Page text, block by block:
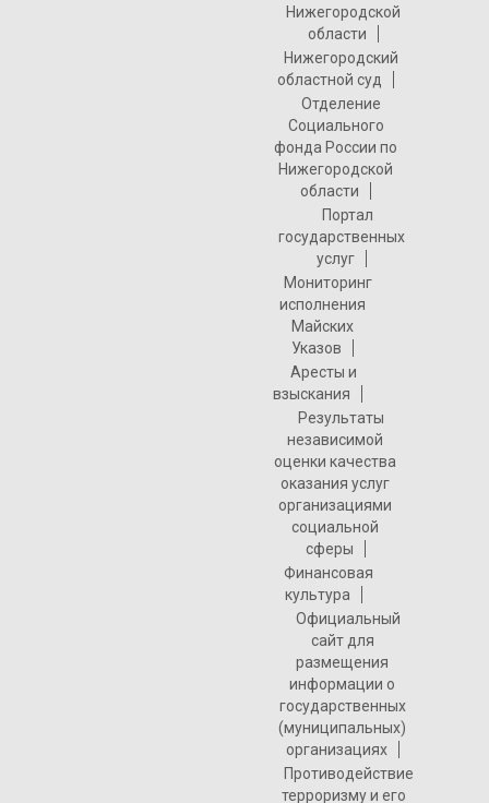
Нижегородской
области
Нижегородский
областной суд
Отделение
Социального
фонда России по
Нижегородской
области
Портал
государственных
услуг
Мониторинг
исполнения
Майских
Указов
Аресты и
взыскания
Результаты
независимой
оценки качества
оказания услуг
организациями
социальной
сферы
Финансовая
культура
Официальный
сайт для
размещения
информации о
государственных
(муниципальных)
организациях
Противодействие
терроризму и его